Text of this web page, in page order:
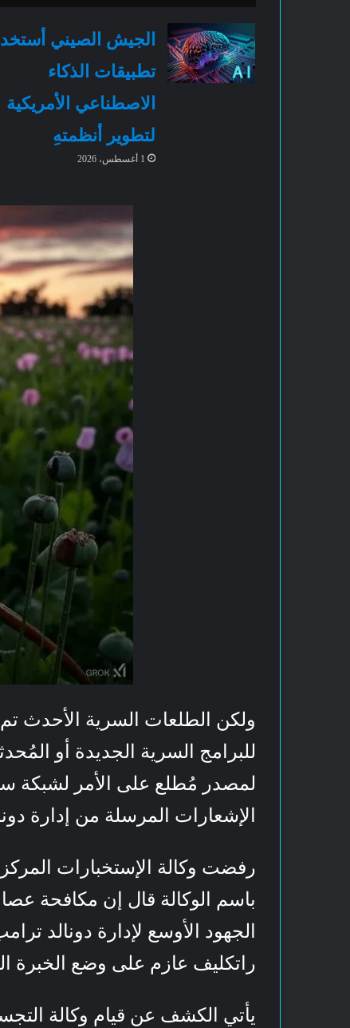
الجيش الصيني
تطبيقات الذكاء
الاصطناعي الأمريكية
لتطوير أنظمتهِ
1 أغسطس، 2026
ولكن الطلعات السرية الأحدث
للبرامج السرية الجديدة أو
لمصدر مُطلع على الأمر لشبكة
الإشعارات المرسلة من إدارة
رفضت وكالة الإستخبارات
باسم الوكالة قال إن مكافحة
الجهود الأوسع لإدارة دونالد
راتكليف عازم على وضع الخبرة
يأتي الكشف عن قيام وكالة